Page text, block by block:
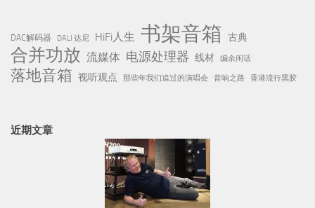
DAC解码器 DALI 达尼 HiFi人生 书架音箱 古典
合并功放 流媒体 电源处理器 线材 编余闲话
落地音箱 视听观点 那些年我们追过的演唱会 音响之路 香港流行黑胶
近期文章